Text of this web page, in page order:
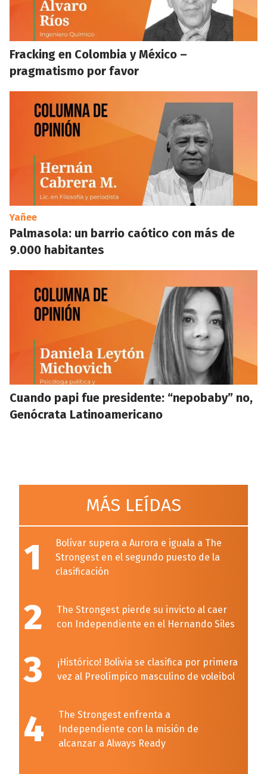
Fracking en Colombia y México –
pragmatismo por favor
Yañee
Palmasola: un barrio caótico con más de
9.000 habitantes
Cuando papi fue presidente: “nepobaby” no,
Genócrata Latinoamericano
MÁS LEÍDAS
1
Bolívar supera a Aurora e iguala a The
Strongest en el segundo puesto de la
clasificación
2
The Strongest pierde su invicto al caer
con Independiente en el Hernando Siles
3
¡Histórico! Bolivia se clasifica por primera
vez al Preolímpico masculino de voleibol
4
The Strongest enfrenta a
Independiente con la misión de
alcanzar a Always Ready